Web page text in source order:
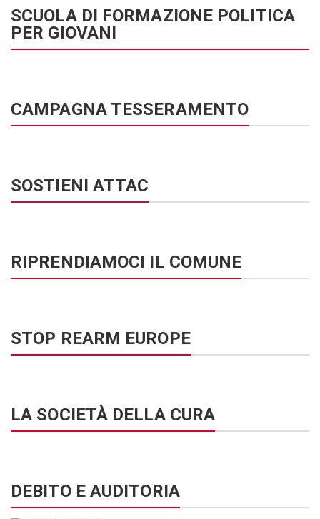
SCUOLA DI FORMAZIONE POLITICA
PER GIOVANI
CAMPAGNA TESSERAMENTO
SOSTIENI ATTAC
RIPRENDIAMOCI IL COMUNE
STOP REARM EUROPE
LA SOCIETÀ DELLA CURA
DEBITO E AUDITORIA